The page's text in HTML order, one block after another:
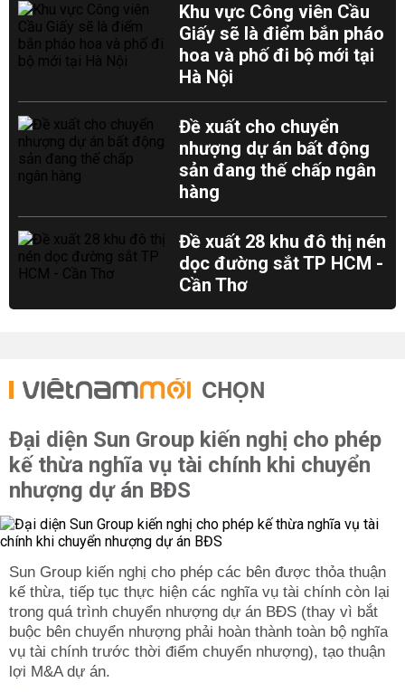
Khu vực Công viên Cầu
Giấy sẽ là điểm bắn pháo
hoa và phố đi bộ mới tại
Hà Nội
Đề xuất cho chuyển
nhượng dự án bất động
sản đang thế chấp ngân
hàng
Đề xuất 28 khu đô thị nén
dọc đường sắt TP HCM -
Cần Thơ
CHỌN
Đại diện Sun Group kiến nghị cho phép
kế thừa nghĩa vụ tài chính khi chuyển
nhượng dự án BĐS
Sun Group kiến nghị cho phép các bên được thỏa thuận
kế thừa, tiếp tục thực hiện các nghĩa vụ tài chính còn lại
trong quá trình chuyển nhượng dự án BĐS (thay vì bắt
buộc bên chuyển nhượng phải hoàn thành toàn bộ nghĩa
vụ tài chính trước thời điểm chuyển nhượng), tạo thuận
lợi M&A dự án.